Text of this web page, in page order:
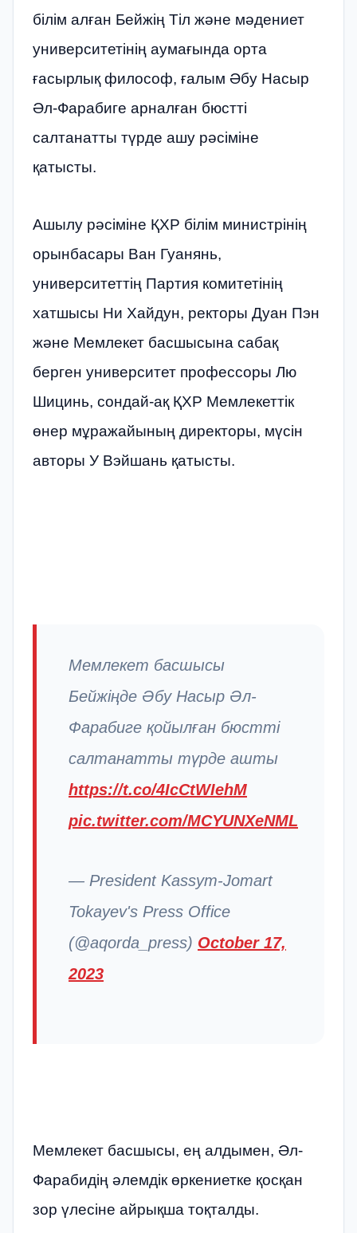
білім алған Бейжің Тіл және мәдениет
университетінің аумағында орта
ғасырлық философ, ғалым Әбу Насыр
Әл-Фарабиге арналған бюстті
салтанатты түрде ашу рәсіміне
қатысты.
Ашылу рәсіміне ҚХР білім министрінің
орынбасары Ван Гуанянь,
университеттің Партия комитетінің
хатшысы Ни Хайдун, ректоры Дуан Пэн
және Мемлекет басшысына сабақ
берген университет профессоры Лю
Шицинь, сондай-ақ ҚХР Мемлекеттік
өнер мұражайының директоры, мүсін
авторы У Вэйшань қатысты.
Мемлекет басшысы
Бейжіңде Әбу Насыр Әл-
Фарабиге қойылған бюстті
салтанатты түрде ашты
https://t.co/4IcCtWIehM
pic.twitter.com/MCYUNXeNML
— President Kassym-Jomart
Tokayev's Press Office
(@aqorda_press) October 17,
2023
Мемлекет басшысы, ең алдымен, Әл-
Фарабидің әлемдік өркениетке қосқан
зор үлесіне айрықша тоқталды.